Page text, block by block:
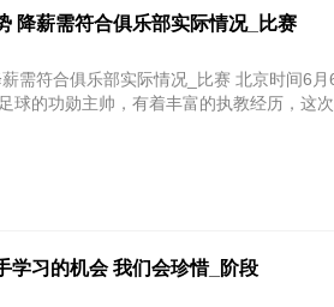
降薪需符合俱乐部实际情况_比赛
实际情况_比赛 北京时间6月6日消息，据山东媒
球的功勋主帅，有着丰富的执教经历，这次
学习的机会 我们会珍惜_阶段